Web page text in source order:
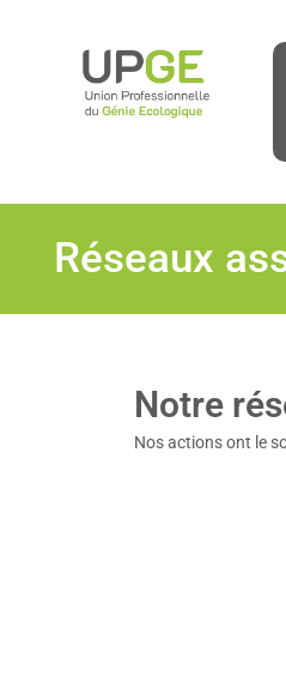
Réseaux
Notre
Nos actions ont le